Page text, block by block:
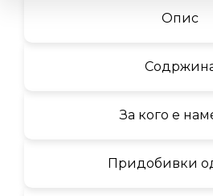
Опис
За кого е
Придобивки